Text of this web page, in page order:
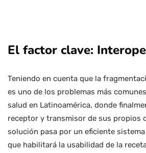
El factor clave:
Teniendo en cuenta que la
es uno de los problemas más
salud en Latinoamérica, donde
receptor y transmisor de sus propios
solución pasa por un eficiente
que habilitará la usabilidad de la